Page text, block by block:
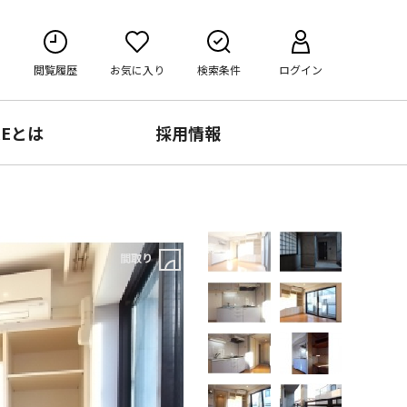
閲覧履歴 お気に入り 検索条件 ログイン
とは 採用情報
間取り